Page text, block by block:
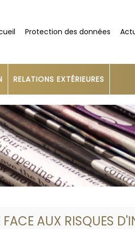
Protection des données
RELATIONS EXTÉRIEURES
AUX RISQUES